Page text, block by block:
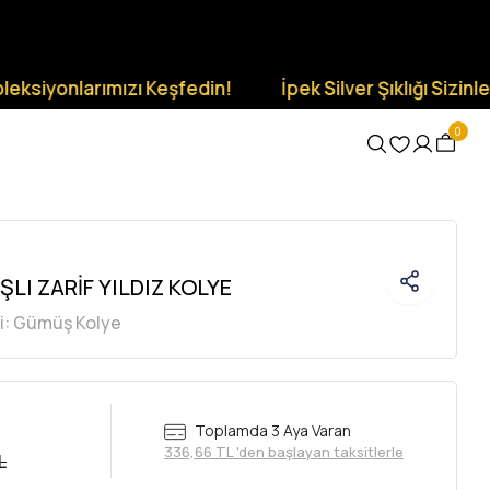
Keşfedin! İpek Silver Şıklığı Sizinle Olsun.
0
ZARİF YILDIZ KOLYE
Gümüş Kolye
Toplamda 3 Aya Varan
336,66 TL 'den başlayan taksitlerle